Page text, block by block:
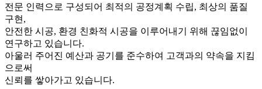
전문 인력으로 구성되어 최적의 공정계획 수립, 최상의 품질
구현,
안전한 시공, 환경 친화적 시공을 이루어내기 위해 끊임없이
연구하고 있습니다.
아울러 주어진 예산과 공기를 준수하여 고객과의 약속을 지킴
으로써
신뢰를 쌓아가고 있습니다.